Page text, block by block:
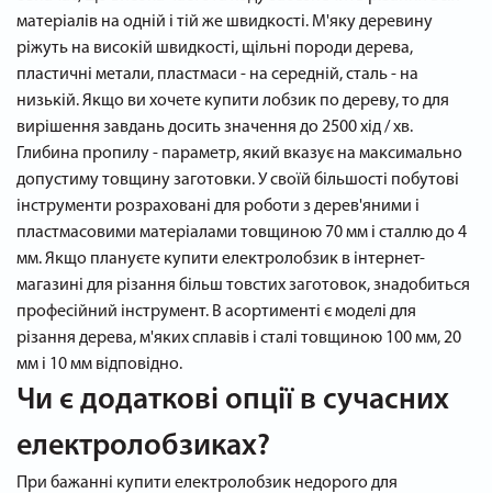
матеріалів на одній і тій же швидкості. М'яку деревину
ріжуть на високій швидкості, щільні породи дерева,
пластичні метали, пластмаси - на середній, сталь - на
низькій. Якщо ви хочете купити лобзик по дереву, то для
вирішення завдань досить значення до 2500 хід / хв.
Глибина пропилу - параметр, який вказує на максимально
допустиму товщину заготовки. У своїй більшості побутові
інструменти розраховані для роботи з дерев'яними і
пластмасовими матеріалами товщиною 70 мм і сталлю до 4
мм. Якщо плануєте купити електролобзик в інтернет-
магазині для різання більш товстих заготовок, знадобиться
професійний інструмент. В асортименті є моделі для
різання дерева, м'яких сплавів і сталі товщиною 100 мм, 20
мм і 10 мм відповідно.
Чи є додаткові опції в сучасних
електролобзиках?
При бажанні купити електролобзик недорого для